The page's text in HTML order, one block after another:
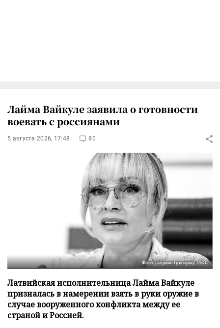
Лайма Вайкуле заявила о готовности
воевать с россиянами
5 августа 2026, 17:48 80
Фото: Гавриил Григоров/ТАСС
Латвийская исполнительница Лайма Вайкуле
призналась в намерении взять в руки оружие в
случае вооруженного конфликта между ее
страной и Россией.